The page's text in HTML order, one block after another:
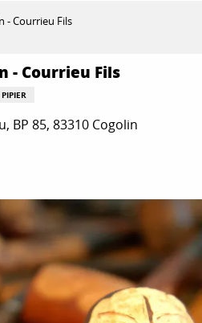
- Courrieu Fils
- Courrieu Fils
PIPIER
BP 85, 83310 Cogolin